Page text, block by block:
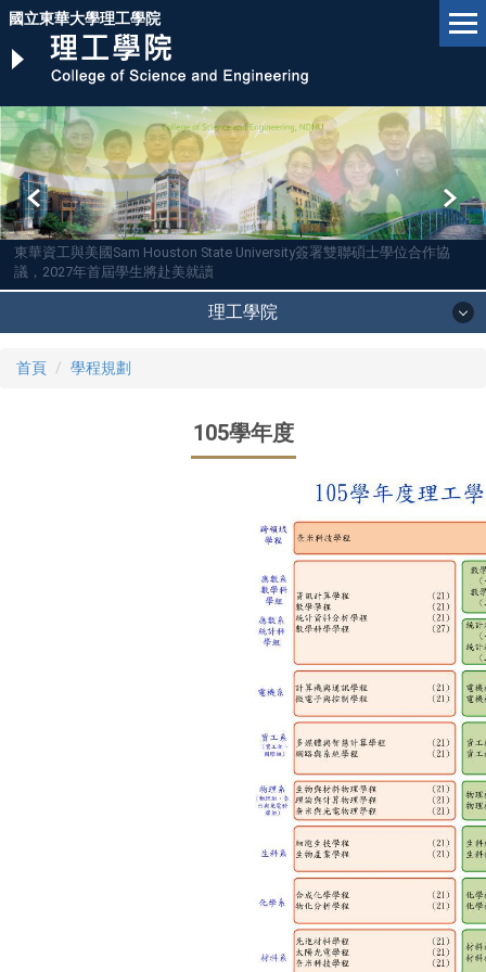
跳
主
內
區
國立東華大學理工學院
東華資工與美國Sam Houston State University簽署雙聯碩士學位合作協
議，2027年首屆學生將赴美就讀
理工學院
首頁 學程規劃
105學年度